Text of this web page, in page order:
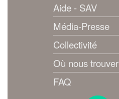
Aide - SAV
Média-Presse
Collectivité
Où nous trouver
FAQ